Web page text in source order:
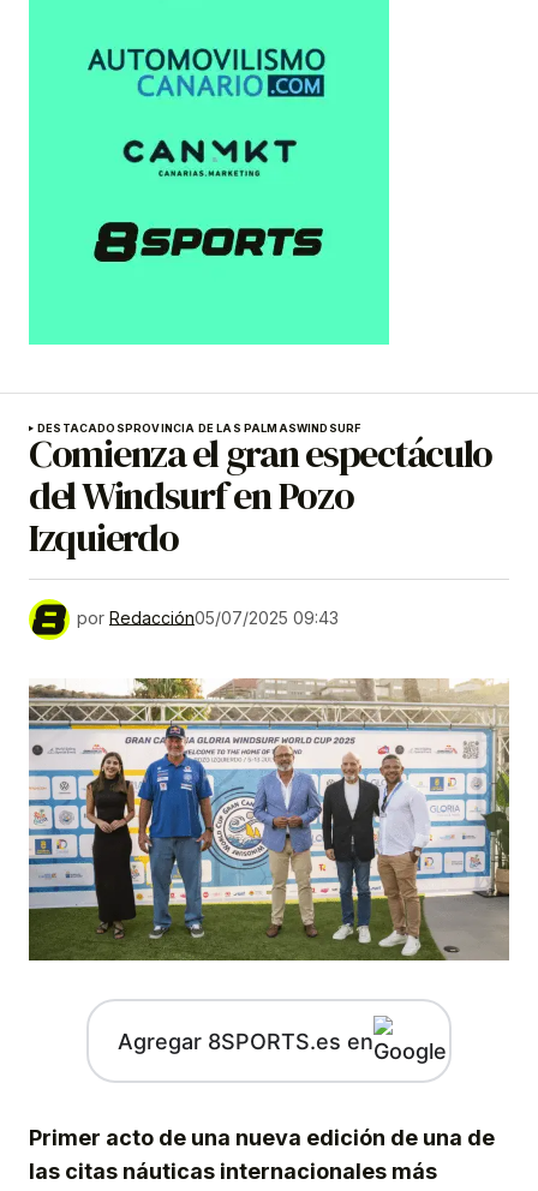
DESTACADOSPROVINCIA DE LAS PALMASWINDSURF
Comienza el gran espectáculo
del Windsurf en Pozo
Izquierdo
por Redacción05/07/2025 09:43
Agregar 8SPORTS.es en
Primer acto de una nueva edición de una de
las citas náuticas internacionales más